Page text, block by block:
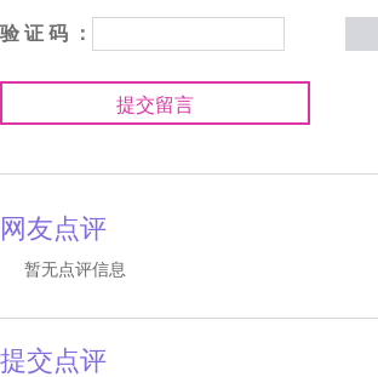
验 证 码 ：
提交留言
网友点评
暂无点评信息
提交点评